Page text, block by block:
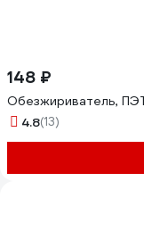
148 ₽
Обезжириватель,
4.8(13)